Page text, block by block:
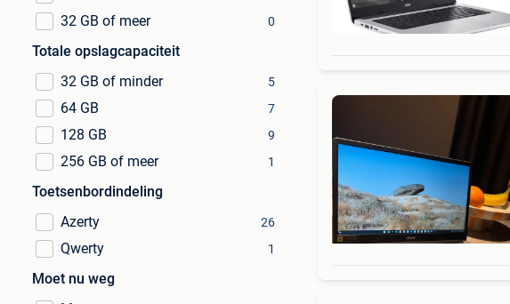
32 GB of meer 0
Totale opslagcapaciteit
32 GB of minder
5
64 GB 7
128 GB 9
256 GB of meer 1
Toetsenbordindeling
Azerty
26
Qwerty 1
Moet nu weg